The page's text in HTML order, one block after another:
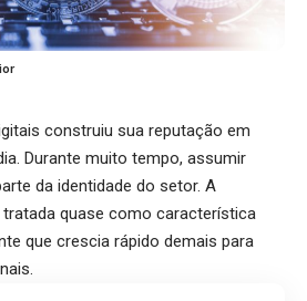
construiu sua reputação em
Durante muito tempo, assumir
da identidade do setor. A
quase como característica
que crescia rápido demais para